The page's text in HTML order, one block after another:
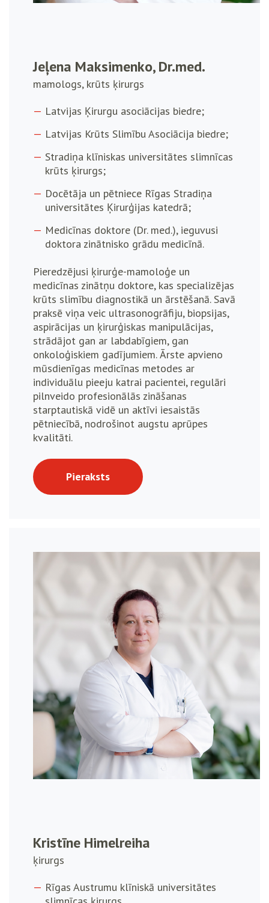
Jeļena Maksimenko, Dr.med.
mamologs, krūts ķirurgs
Latvijas Ķirurgu asociācijas biedre;
Latvijas Krūts Slimību Asociācija biedre;
Stradiņa klīniskas universitātes slimnīcas
krūts ķirurgs;
Docētāja un pētniece Rīgas Stradiņa
universitātes Ķirurģijas katedrā;
Medicīnas doktore (Dr. med.), ieguvusi
doktora zinātnisko grādu medicīnā.
Pieredzējusi ķirurģe-mamoloģe un
medicīnas zinātņu doktore, kas specializējas
krūts slimību diagnostikā un ārstēšanā. Savā
praksē viņa veic ultrasonogrāfiju, biopsijas,
aspirācijas un ķirurģiskas manipulācijas,
strādājot gan ar labdabīgiem, gan
onkoloģiskiem gadījumiem. Ārste apvieno
mūsdienīgas medicīnas metodes ar
individuālu pieeju katrai pacientei, regulāri
pilnveido profesionālās zināšanas
starptautiskā vidē un aktīvi iesaistās
pētniecībā, nodrošinot augstu aprūpes
kvalitāti.
Pieraksts
Kristīne Himelreiha
ķirurgs
Rīgas Austrumu klīniskā universitātes